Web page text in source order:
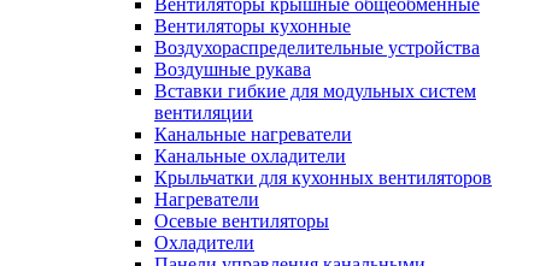
Вентиляторы крышные общеобменные
Вентиляторы кухонные
Воздухораспределительные устройства
Воздушные рукава
Вставки гибкие для модульных систем
вентиляции
Канальные нагреватели
Канальные охладители
Крыльчатки для кухонных вентиляторов
Нагреватели
Осевые вентиляторы
Охладители